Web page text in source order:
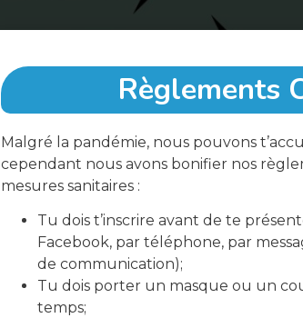
Règlements
Malgré la pandémie, nous pouvons
cependant nous avons bonifier nos
mesures sanitaires :
Tu dois t’inscrire avant de te
Facebook, par téléphone, par
de communication);
Tu dois porter un masque ou un
temps;